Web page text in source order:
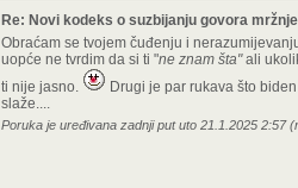
Re: Novi kodeks o suzbijanju govora
Obraćam se tvojem čuđenju i
uopće ne tvrdim da si ti "ne znam šta"ali
ti nije jasno.
Drugi je par rukava što
slaže....
Poruka je uređivana zadnji put uto 21.1.2025 2:57